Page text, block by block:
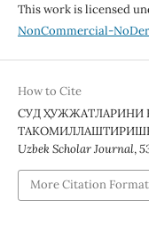
This work is licensed
NonCommercial-
How to Cite
СУД ҲУЖЖАТЛАРИНИ
Uzbek Scholar Journal,
More Citation